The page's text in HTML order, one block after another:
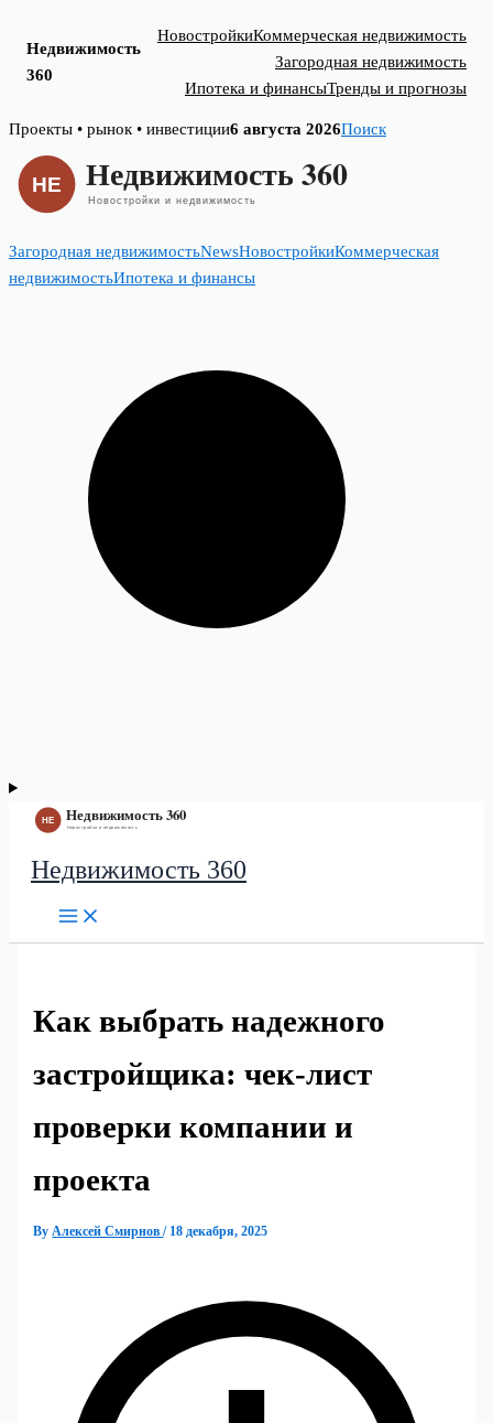
Недвижимость
360
НовостройкиКоммерческая недвижимость
Загородная недвижимость
Ипотека и финансыТренды и прогнозы
Skip
content
Проекты • рынок • инвестиции6 августа 2026Поиск
Загородная недвижимостьNewsНовостройкиКоммерческая
недвижимостьИпотека и финансы
Недвижимость 360
Как выбрать надежного
застройщика: чек-лист
проверки компании и
проекта
ByАлексей Смирнов/ 18 декабря, 2025